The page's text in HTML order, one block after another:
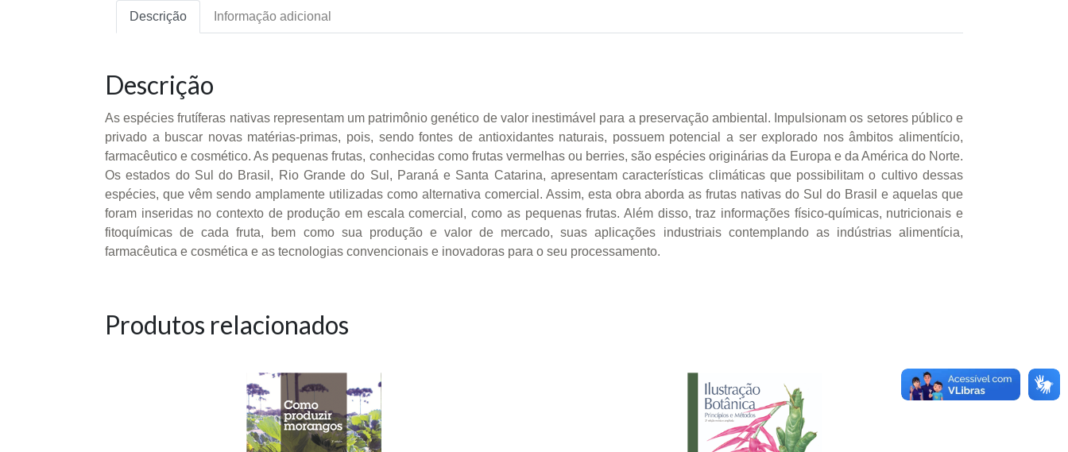
Descrição Informação adicional
Descrição
As espécies frutíferas nativas representam um patrimônio genético de valor inestimável para a preservação ambiental. Impulsionam os setores público e
privado a buscar novas matérias-primas, pois, sendo fontes de antioxidantes naturais, possuem potencial a ser explorado nos âmbitos alimentício,
farmacêutico e cosmético. As pequenas frutas, conhecidas como frutas vermelhas ou berries, são espécies originárias da Europa e da América do Norte.
Os estados do Sul do Brasil, Rio Grande do Sul, Paraná e Santa Catarina, apresentam características climáticas que possibilitam o cultivo dessas
espécies, que vêm sendo amplamente utilizadas como alternativa comercial. Assim, esta obra aborda as frutas nativas do Sul do Brasil e aquelas que
foram inseridas no contexto de produção em escala comercial, como as pequenas frutas. Além disso, traz informações físico-químicas, nutricionais e
fitoquímicas de cada fruta, bem como sua produção e valor de mercado, suas aplicações industriais contemplando as indústrias alimentícia,
farmacêutica e cosmética e as tecnologias convencionais e inovadoras para o seu processamento.
Produtos relacionados